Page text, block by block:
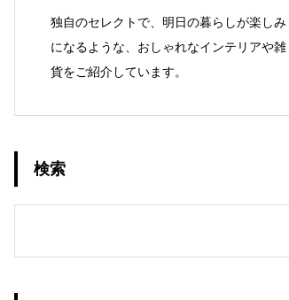
独自のセレクトで、明日の暮らしが楽しみ
になるような、おしゃれなインテリアや雑
貨をご紹介しています。
検索